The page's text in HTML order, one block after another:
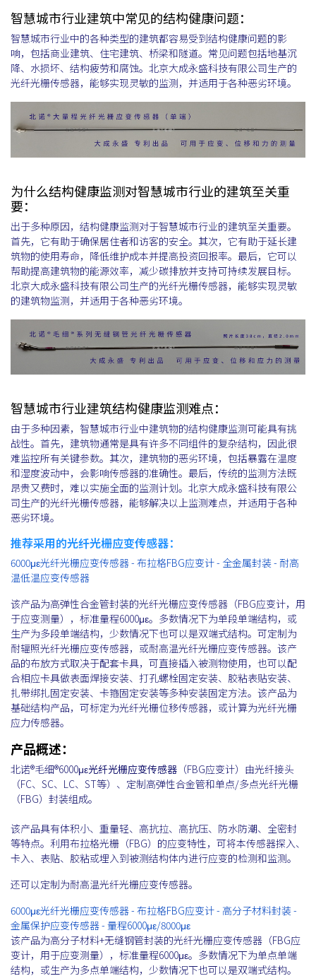
智慧城市行业建筑中常见的结构健康问题：
智慧城市行业中的各种类型的建筑都容易受到结构健康问题的影
响，包括商业建筑、住宅建筑、桥梁和隧道。常见问题包括地基沉
降、水损坏、结构疲劳和腐蚀。北京大成永盛科技有限公司生产的
光纤光栅传感器，能够实现灵敏的监测，并适用于各种恶劣环境。
为什么结构健康监测对智慧城市行业的建筑至关重
要：
出于多种原因，结构健康监测对于智慧城市行业的建筑至关重要。
首先，它有助于确保居住者和访客的安全。其次，它有助于延长建
筑物的使用寿命，降低维护成本并提高投资回报率。最后，它可以
帮助提高建筑物的能源效率，减少碳排放并支持可持续发展目标。
北京大成永盛科技有限公司生产的光纤光栅传感器，能够实现灵敏
的建筑物监测，并适用于各种恶劣环境。
智慧城市行业建筑结构健康监测难点：
由于多种因素，智慧城市行业中建筑物的结构健康监测可能具有挑
战性。首先，建筑物通常是具有许多不同组件的复杂结构，因此很
难监控所有关键参数。其次，建筑物的恶劣环境，包括暴露在温度
和湿度波动中，会影响传感器的准确性。最后，传统的监测方法既
昂贵又费时，难以实施全面的监测计划。北京大成永盛科技有限公
司生产的光纤光栅传感器，能够解决以上监测难点，并适用于各种
恶劣环境。
推荐采用的光纤光栅应变传感器：
6000με光纤光栅应变传感器 - 布拉格FBG应变计 - 全金属封装 - 耐高
温低温应变传感器
该产品为高弹性合金管封装的光纤光栅应变传感器（FBG应变计，用
于应变测量），标准量程6000με。多数情况下为单段单端结构，或
生产为多段单端结构，少数情况下也可以是双端式结构。可定制为
耐辐照光纤光栅应变传感器，或耐高温光纤光栅应变传感器。该产
品的布放方式取决于配套卡具，可直接插入被测物使用，也可以配
合相应卡具做表面焊接安装、打孔螺栓固定安装、胶粘表贴安装、
扎带绑扎固定安装、卡箍固定安装等多种安装固定方法。该产品为
基础结构产品，可标定为光纤光栅位移传感器，或计算为光纤光栅
应力传感器。
产品概述：
北诺®毛细®6000με光纤光栅应变传感器 （FBG应变计）由光纤接头
（FC、SC、LC、ST等）、定制高弹性合金管和单点/多点光纤光栅
（FBG）封装组成。
该产品具有体积小、重量轻、高抗拉、高抗压、防水防潮、全密封
等特点。利用布拉格光栅（FBG）的应变特性，可将本传感器探入、
卡入、表贴、胶粘或埋入到被测结构体内进行应变的检测和监测。
还可以定制为耐高温光纤光栅应变传感器。
6000με光纤光栅应变传感器 - 布拉格FBG应变计 - 高分子材料封装 -
金属保护应变传感器 - 量程6000με/8000με
该产品为高分子材料+无缝钢管封装的光纤光栅应变传感器（FBG应
变计，用于应变测量），标准量程6000με。多数情况下为单点单端
结构，或生产为多点单端结构，少数情况下也可以是双端式结构。